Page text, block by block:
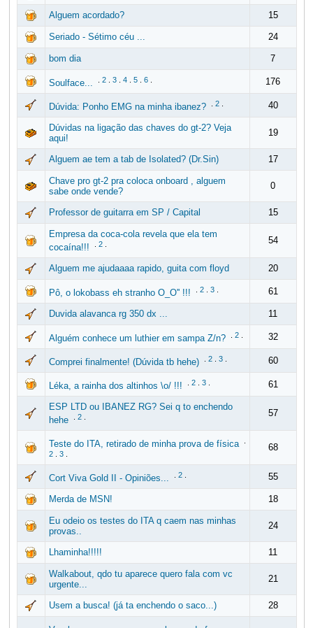
Alguem acordado? 15
Seriado - Sétimo céu ... 24
bom dia 7
Soulface... 2. 3. 4. 5. 6. 176
Dúvida: Ponho EMG na minha ibanez? 2. 40
Dúvidas na ligação das chaves do gt-2? Veja
aqui!
19
Alguem ae tem a tab de Isolated? (Dr.Sin) 17
Chave pro gt-2 pra coloca onboard , alguem
sabe onde vende?
0
Professor de guitarra em SP / Capital 15
Empresa da coca-cola revela que ela tem
cocaína!!!
2. 54
Alguem me ajudaaaa rapido, guita com floyd 20
Pô, o lokobass eh stranho O_O'' !!! 2. 3. 61
Duvida alavanca rg 350 dx ... 11
Alguém conhece um luthier em sampa Z/n? 2. 32
Comprei finalmente! (Dúvida tb hehe) 2. 3. 60
Léka, a rainha dos altinhos \o/ !!! 2. 3. 61
ESP LTD ou IBANEZ RG? Sei q to enchendo
hehe
2. 57
Teste do ITA, retirado de minha prova de física
2. 3.
68
Cort Viva Gold II - Opiniões... 2. 55
Merda de MSN! 18
Eu odeio os testes do ITA q caem nas minhas
provas..
24
Lhaminha!!!!! 11
Walkabout, qdo tu aparece quero fala com vc
urgente...
21
Usem a busca! (já ta enchendo o saco...) 28